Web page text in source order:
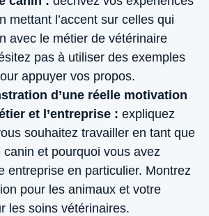
mettant l’accent sur celles qui
avec le métier de vétérinaire
pas à utiliser des exemples
appuyer vos propos.
d’une réelle motivation
et l’entreprise : expliquez
souhaitez travailler en tant que
canin et pourquoi vous avez
entreprise en particulier. Montrez
pour les animaux et votre
les soins vétérinaires.